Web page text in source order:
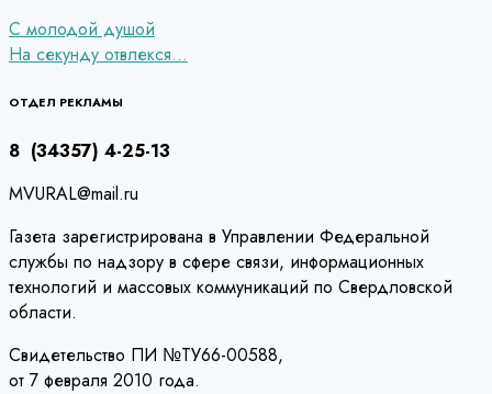
Навигация
по
записям
С молодой душой
На секунду отвлекся…
ОТДЕЛ РЕКЛАМЫ
8 (34357) 4-25-13
MVURAL@mail.ru
Газета зарегистрирована в Управлении Федеральной
службы по надзору в сфере связи, информационных
технологий и массовых коммуникаций по Свердловской
области.
Свидетельство ПИ №ТУ66-00588,
от 7 февраля 2010 года.